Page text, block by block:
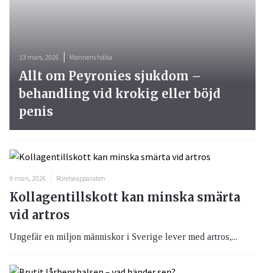
13 mars, 2026 Mannens hälsa
Allt om Peyronies sjukdom –
behandling vid krokig eller böjd
penis
9 mars, 2026 Rörelseapparaten
Kollagentillskott kan minska smärta
vid artros
Ungefär en miljon människor i Sverige lever med artros,...